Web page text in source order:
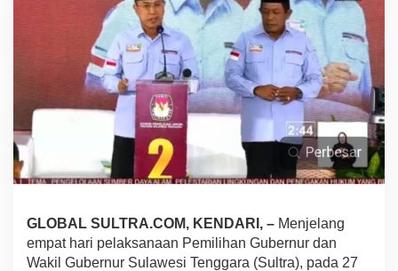
e
n
c
o
b
l
o
n
,
R
-
H
GLOBAL SULTRA.COM, KENDARI, – Menjelang
empat hari pelaksanaan Pemilihan Gubernur dan
Wakil Gubernur Sulawesi Tenggara (Sultra), pada 27